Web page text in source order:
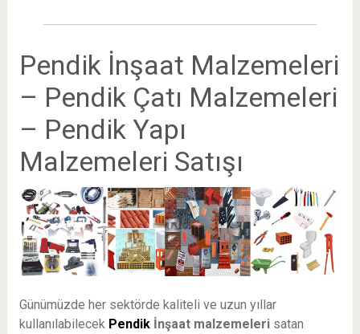
Pendik İnşaat Malzemeleri
– Pendik Çatı Malzemeleri
– Pendik Yapı
Malzemeleri Satışı
Günümüzde her sektörde kaliteli ve uzun yıllar
kullanılabilecek Pendik İnşaat malzemeleri satan